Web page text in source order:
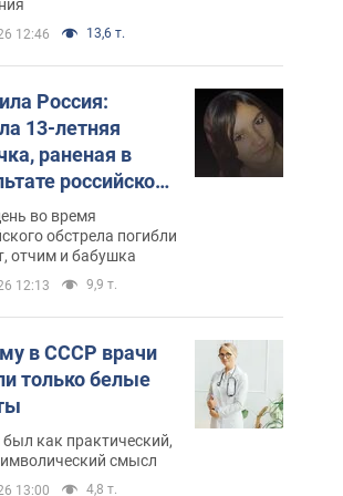
12:46 13,6 т.
Россия:
13-летняя
раненая в
российской
на Сумскую
Фото
во время
обстрела погибли
отчим и бабушка
12:13 9,9 т.
в СССР врачи
только белые
был как практический,
смысл
13:00 4,8 т.